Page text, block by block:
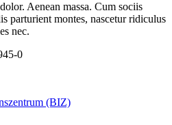
Aenean massa. Cum sociis
parturient montes, nascetur ridiculus
nec.
0
(BIZ)